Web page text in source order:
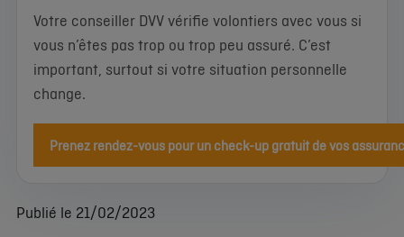
Votre conseiller DVV vérifie volontiers avec vous si
vous n’êtes pas trop ou trop peu assuré. C’est
important, surtout si votre situation personnelle
change.
Prenez rendez-vous pour un check-up gratuit de vos
Publié le 21/02/2023